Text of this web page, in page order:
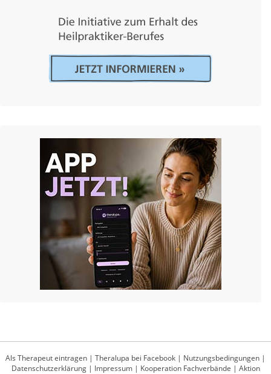
Als Therapeut eintragen | Theralupa bei Facebook | Nutzungsbedingungen |
Datenschutzerklärung| Impressum| Kooperation Fachverbände | Aktion